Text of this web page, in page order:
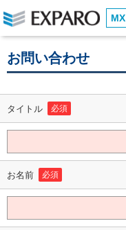
MX
お問い合わせ
タイトル 必須
お名前 必須